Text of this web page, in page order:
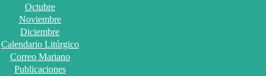
Octubre
Noviembre
Diciembre
Calendario Litúrgico
Correo Mariano
Publicaciones